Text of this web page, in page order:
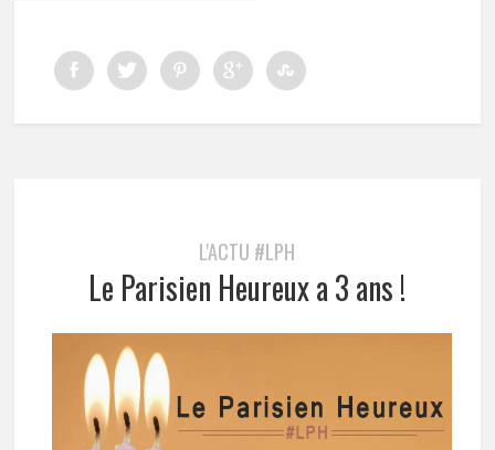
L'ACTU #LPH
Le Parisien Heureux a 3 ans !